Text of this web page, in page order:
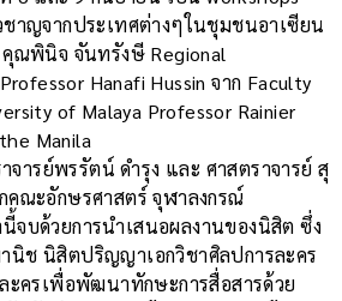
าญจากประเทศต่างๆในชุมชนอาเซียน
คุณพินิจ จันทรังษี Regional
Hanafi Hussin จาก Faculty
of Malaya Professor Rainier
Manila
จารย์พรรัตน์ ดำรุง และ ศาสตราจารย์ สุ
คณะอักษรศาสตร์ จุฬาลงกรณ์
จบด้วยการนำเสนอผลงานของนิสิต ซึ่ง
ช นิสิตปริญญาเอกวิชาศิลปการละคร
ละครเพื่อพัฒนาทักษะการสื่อสารด้วย